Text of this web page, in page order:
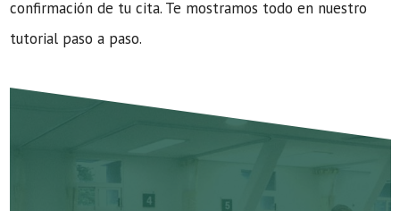
confirmación de tu cita. Te mostramos todo en nuestro
tutorial paso a paso.